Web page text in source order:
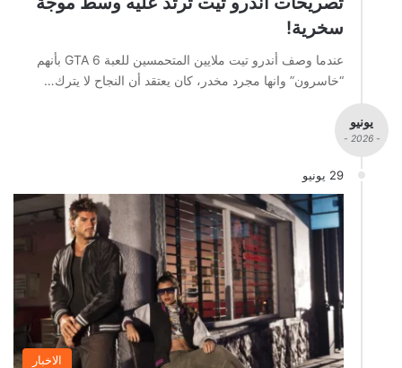
سخرية!
عندما وصف أندرو تيت ملايين المتحمسين للعبة GTA 6 بأنهم
“خاسرون” وانها مجرد مخدر، كان يعتقد أن النجاح لا يترك…
يونيو
- 2026 -
29 يونيو
الاخبار